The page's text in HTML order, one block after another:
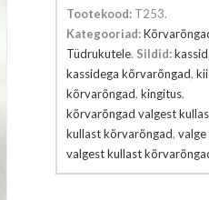
Tootekood: T253.
Kategooriad:
Tüdrukutele. Sildid:kassid
kassidega kõrvarõngad,
kõrvarõngad, kingitus,
kõrvarõngad valgest
kullast kõrvarõngad,
valgest kullast